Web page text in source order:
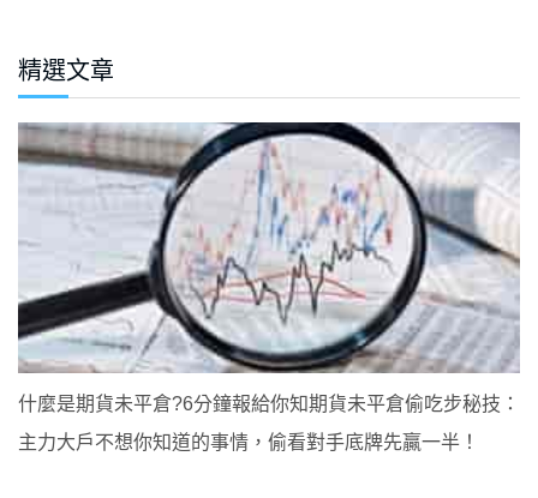
精選文章
什麼是期貨未平倉?6分鐘報給你知期貨未平倉偷吃步秘技：
主力大戶不想你知道的事情，偷看對手底牌先贏一半！